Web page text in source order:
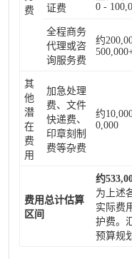
费
证费
0 -
全程商务
代理或咨
询服务费
约
其
他
潜
在
费
用
加急处理
费、文件
快递费、
印章刻制
费等杂费
约
0,000
费用总计估算
区间
约
为上述
实际费
护费。
预算规